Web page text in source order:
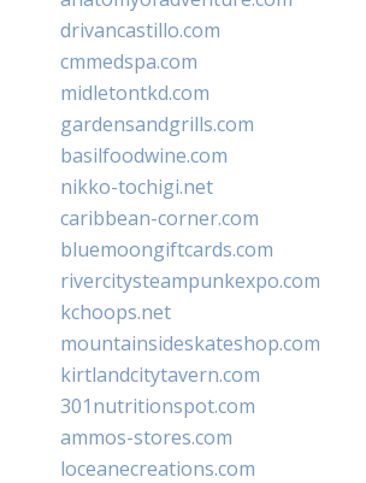
drivancastillo.com
cmmedspa.com
midletontkd.com
gardensandgrills.com
basilfoodwine.com
nikko-tochigi.net
caribbean-corner.com
bluemoongiftcards.com
rivercitysteampunkexpo.com
kchoops.net
mountainsideskateshop.com
kirtlandcitytavern.com
301nutritionspot.com
ammos-stores.com
loceanecreations.com